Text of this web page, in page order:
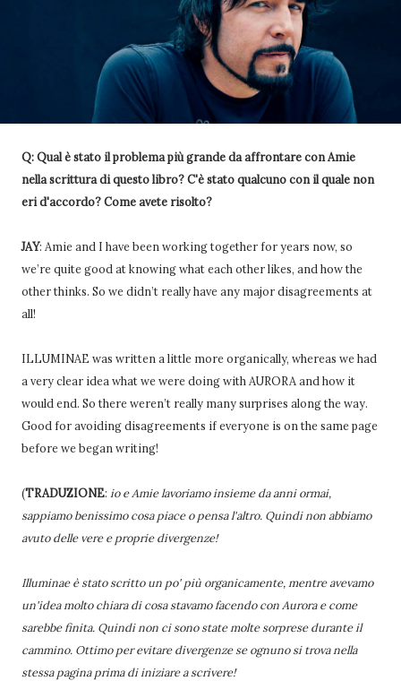
Q: Qual è stato il problema più grande da affrontare con Amie
nella scrittura di questo libro? C'è stato qualcuno con il quale non
eri d'accordo? Come avete risolto?
JAY: Amie and I have been working together for years now, so
we’re quite good at knowing what each other likes, and how the
other thinks. So we didn’t really have any major disagreements at
all!
ILLUMINAE was written a little more organically, whereas we had
a very clear idea what we were doing with AURORA and how it
would end. So there weren’t really many surprises along the way.
Good for avoiding disagreements if everyone is on the same page
before we began writing!
(TRADUZIONE: io e Amie lavoriamo insieme da anni ormai,
sappiamo benissimo cosa piace o pensa l'altro. Quindi non abbiamo
avuto delle vere e proprie divergenze!
Illuminae è stato scritto un po' più organicamente, mentre avevamo
un'idea molto chiara di cosa stavamo facendo con Aurora e come
sarebbe finita. Quindi non ci sono state molte sorprese durante il
cammino. Ottimo per evitare divergenze se ognuno si trova nella
stessa pagina prima di iniziare a scrivere!